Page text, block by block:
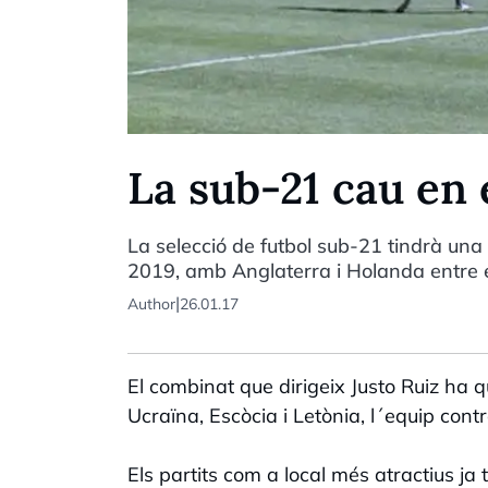
La sub-21 cau
La selecció de futbol sub-21 tindrà
2019, amb Anglaterra i Holanda entre
Author|26.01.17
El combinat que dirigeix Justo Ruiz
Ucraïna, Escòcia i Letònia, l´equip
Els partits com a local més atractius